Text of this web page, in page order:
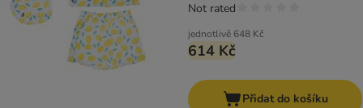
jednotlivě 648 Kč
614 Kč
Not rated
Přidat do košíku